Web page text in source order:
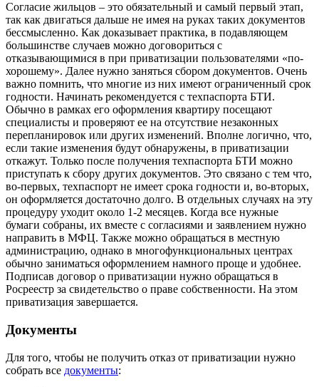
Согласие жильцов – это обязательный и самый первый этап,
так как двигаться дальше не имея на руках таких документов
бессмысленно. Как доказывает практика, в подавляющем
большинстве случаев можно договориться с
отказывающимися в при приватизации пользователями «по-
хорошему». Далее нужно заняться сбором документов. Очень
важно помнить, что многие из них имеют ограниченный срок
годности. Начинать рекомендуется с техпаспорта БТИ.
Обычно в рамках его оформления квартиру посещают
специалисты и проверяют ее на отсутствие незаконных
перепланировок или других изменений. Вполне логично, что,
если такие изменения будут обнаружены, в приватизации
откажут. Только после получения техпаспорта БТИ можно
приступать к сбору других документов. Это связано с тем что,
во-первых, техпаспорт не имеет срока годности и, во-вторых,
он оформляется достаточно долго. В отдельных случаях на эту
процедуру уходит около 1-2 месяцев. Когда все нужные
бумаги собраны, их вместе с согласиями и заявлением нужно
направить в МФЦ. Также можно обращаться в местную
администрацию, однако в многофункциональных центрах
обычно заниматься оформлением намного проще и удобнее.
Подписав договор о приватизации нужно обращаться в
Росреестр за свидетельство о праве собственности. На этом
приватизация завершается.
Документы
Для того, чтобы не получить отказ от приватизации нужно
собрать все документы: